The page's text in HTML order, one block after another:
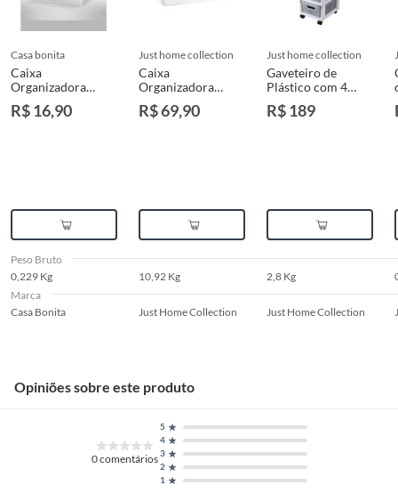
casa bonita
Caixa
Organizadora
Plastico
Transparente 6L
R$ 16,90
just home collection
Caixa
Organizadora
Plastico
Transparente
R$ 69,90
just home collection
Gaveteiro de
Plástico com 4
Gavetas e Rodinhas
Just Home
R$ 189
Peso Bruto
0,229 Kg
10,92 Kg 2,8 Kg
Marca
Casa Bonita
Just Home Collection Just Home Collection
Opiniões sobre este produto
0comentários
1
2
3
4
5